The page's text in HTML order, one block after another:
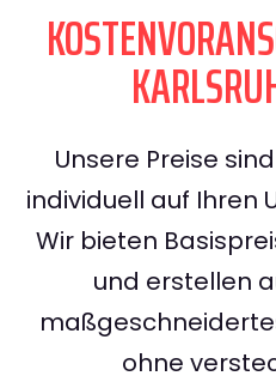
Unsere Preise
individuell auf Ihren
Wir bieten
und erstellen
ohne